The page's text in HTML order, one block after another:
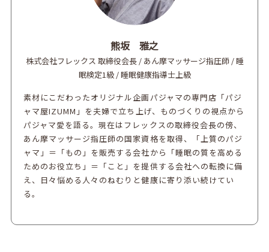
熊坂 雅之
株式会社フレックス 取締役会長 / あん摩マッサージ指圧師 / 睡
眠検定1級 / 睡眠健康指導士上級
素材にこだわったオリジナル企画パジャマの専門店「パジ
ャマ屋IZUMM」を夫婦で立ち上げ、ものづくりの視点から
パジャマ愛を語る。現在はフレックスの取締役会長の傍、
あん摩マッサージ指圧師の国家資格を取得、「上質のパジ
ャマ」＝「もの」を販売する会社から「睡眠の質を高める
ためのお役立ち」＝「こと」を提供する会社への転換に備
え、日々悩める人々のねむりと健康に寄り添い続けてい
る。